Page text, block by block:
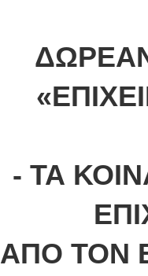
- ΤΑ
ΑΠΟ ΤΟΝ